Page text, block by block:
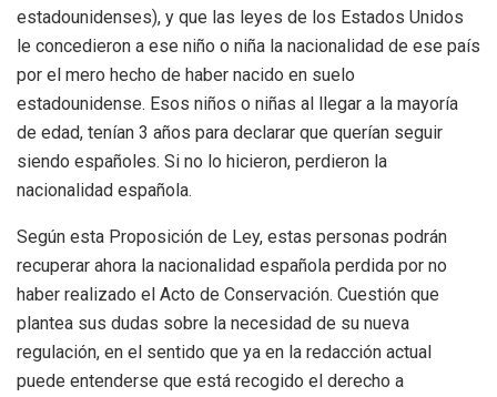
estadounidenses), y que las leyes de los Estados Unidos
le concedieron a ese niño o niña la nacionalidad de ese país
por el mero hecho de haber nacido en suelo
estadounidense. Esos niños o niñas al llegar a la mayoría
de edad, tenían 3 años para declarar que querían seguir
siendo españoles. Si no lo hicieron, perdieron la
nacionalidad española.
Según esta Proposición de Ley, estas personas podrán
recuperar ahora la nacionalidad española perdida por no
haber realizado el Acto de Conservación. Cuestión que
plantea sus dudas sobre la necesidad de su nueva
regulación, en el sentido que ya en la redacción actual
puede entenderse que está recogido el derecho a